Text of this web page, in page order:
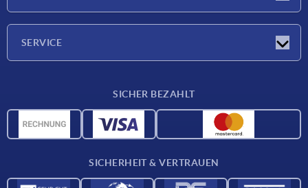
SERVICE
CAD-Daten
SICHER BEZAHLT
SICHERHEIT & VERTRAUEN